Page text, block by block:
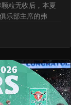
粒无收后，本夏
乐部主席的弗